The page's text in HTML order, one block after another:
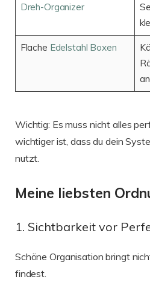
Dreh-Organizer
Flache Edelstahl Boxen
Wichtig: Es muss nicht alles
wichtiger ist, dass du dein
nutzt.
Meine liebsten
1. Sichtbarkeit vor
Schöne Organisation bringt
findest.